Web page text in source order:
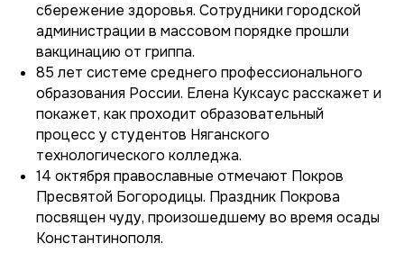
сбережение здоровья. Сотрудники городской
администрации в массовом порядке прошли
вакцинацию от гриппа.
85 лет системе среднего профессионального
образования России. Елена Куксаус расскажет и
покажет, как проходит образовательный
процесс у студентов Няганского
технологического колледжа.
14 октября православные отмечают Покров
Пресвятой Богородицы. Праздник Покрова
посвящен чуду, произошедшему во время осады
Константинополя.